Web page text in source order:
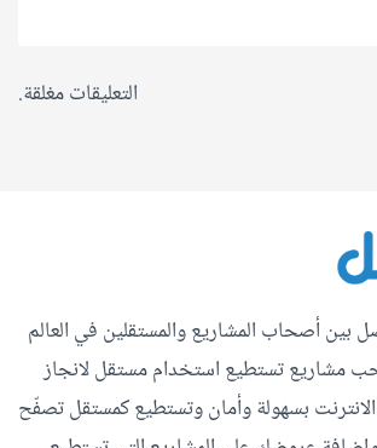
التعليقات مغلقة.
أصحاب المشاريع والمستقلين في العالم
مشاريع تستطيع استخدام مستقل لانجاز
بسهولة وأمان وتستطيع كمستقل تصفّح